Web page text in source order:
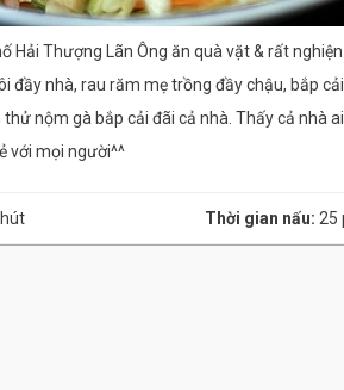
Hải Thượng Lãn Ông ăn quà vặt & rất
đầy nhà, rau răm mẹ trồng đầy chậu, bắp
nộm gà bắp cải đãi cả nhà. Thấy cả nhà
với mọi người^^
Thời gian nấu: 25